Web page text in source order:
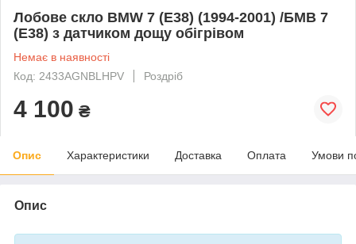
Лобове скло BMW 7 (E38) (1994-2001) /БМВ 7
(Е38) з датчиком дощу обігрівом
Немає в наявності
Код: 2433AGNBLHPV
Роздріб
4 100 ₴
Опис Характеристики Доставка Оплата Умови
Опис